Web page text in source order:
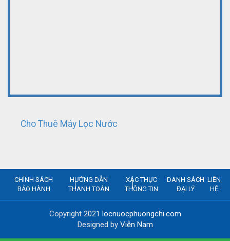
Cho Thuê Máy Lọc Nước
CHÍNH SÁCH
BẢO HÀNH
HƯỚNG DẪN
THANH TOÁN
XÁC THỰC
THÔNG TIN
DANH SÁCH
ĐẠI LÝ
LIÊN
HỆ
Copyright 2021 locnuocphuongchi.com
Designed by Viễn Nam